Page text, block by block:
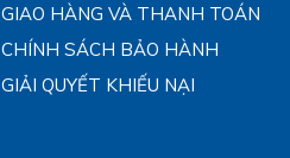
GIAO HÀNG VÀ THANH TOÁN
CHÍNH SÁCH BẢO HÀNH
GIẢI QUYẾT KHIẾU NẠI